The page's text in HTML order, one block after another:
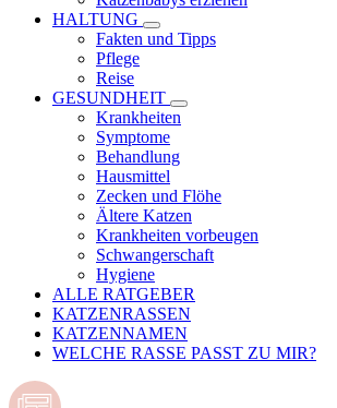
HALTUNG
Fakten und Tipps
Pflege
Reise
GESUNDHEIT
Krankheiten
Symptome
Behandlung
Hausmittel
Zecken und Flöhe
Ältere Katzen
Krankheiten vorbeugen
Schwangerschaft
Hygiene
ALLE RATGEBER
KATZENRASSEN
KATZENNAMEN
WELCHE RASSE PASST ZU MIR?